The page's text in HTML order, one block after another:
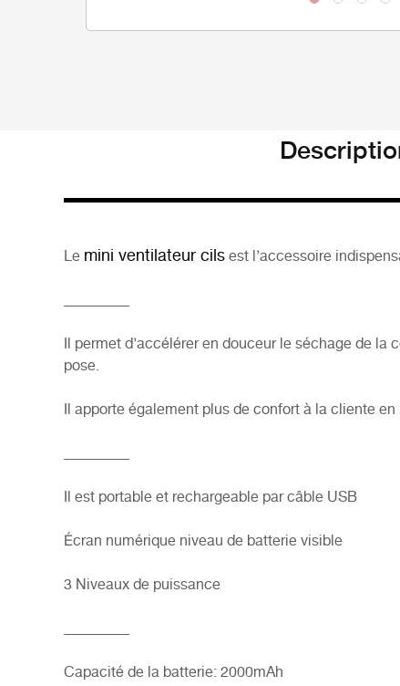
Le mini ventilateur cilsest l’accessoire
_________
Il permet d’accélérer en douceur le séchage de la
pose.
Il apporte également plus de confort à la cliente
_________
Il est portable et rechargeable par câble USB
Écran numérique niveau de batterie visible
3 Niveaux de puissance
_________
Capacité de la batterie: 2000mAh